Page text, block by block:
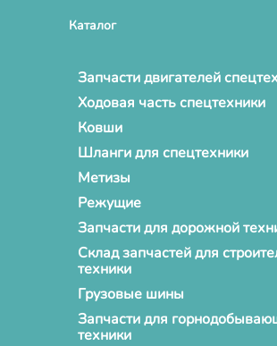
Каталог
Запчасти двигателей
Ходовая часть спецтехники
Ковши
Шланги для спецтехники
Метизы
Режущие
Запчасти для дорожной
Склад запчастей для
техники
Грузовые шины
Запчасти для
техники